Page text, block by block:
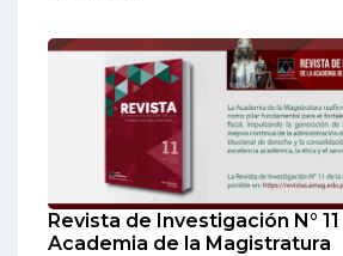
Revista de Investigación N°
Academia de la Magistratura